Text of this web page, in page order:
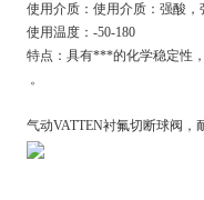
使用介质：使用介质：强酸
使用温度：-50-180
特点：具有***的化学稳定性
。
气动VATTEN衬氟切断球阀，